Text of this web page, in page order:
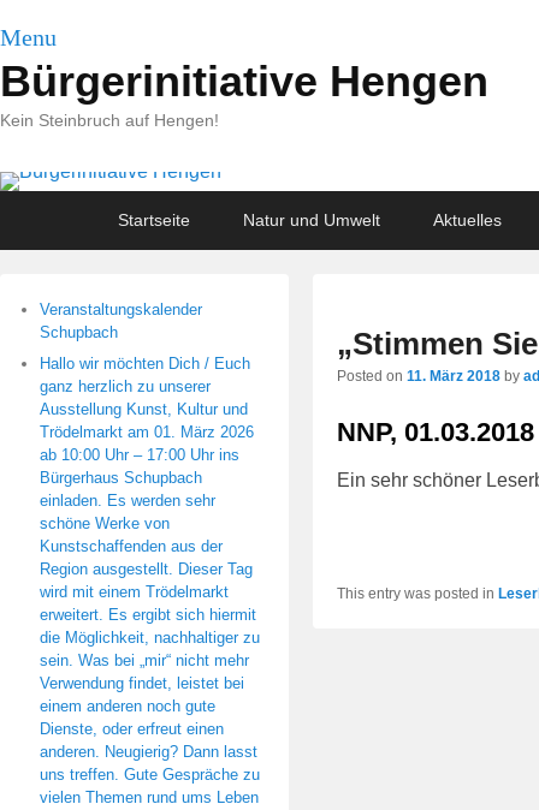
Menu
Bürgerinitiative Hengen
Kein Steinbruch auf Hengen!
Startseite Natur und Umwelt Aktuelles
„Stimmen
Posted on 11. März 2018 by
NNP, 01.03.2018
Ein sehr schöner
This entry was posted in
Veranstaltungskalender
Schupbach
Hallo wir möchten Dich / Euch
ganz herzlich zu unserer
Ausstellung Kunst, Kultur und
Trödelmarkt am 01. März 2026
ab 10:00 Uhr – 17:00 Uhr ins
Bürgerhaus Schupbach
einladen. Es werden sehr
schöne Werke von
Kunstschaffenden aus der
Region ausgestellt. Dieser Tag
wird mit einem Trödelmarkt
erweitert. Es ergibt sich hiermit
die Möglichkeit, nachhaltiger zu
sein. Was bei „mir“ nicht mehr
Verwendung findet, leistet bei
einem anderen noch gute
Dienste, oder erfreut einen
anderen. Neugierig? Dann lasst
uns treffen. Gute Gespräche zu
vielen Themen rund ums Leben